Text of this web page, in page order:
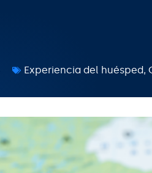
Experiencia del huésped,